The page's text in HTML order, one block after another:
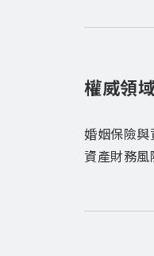
權威領
婚姻保險
資產財務風